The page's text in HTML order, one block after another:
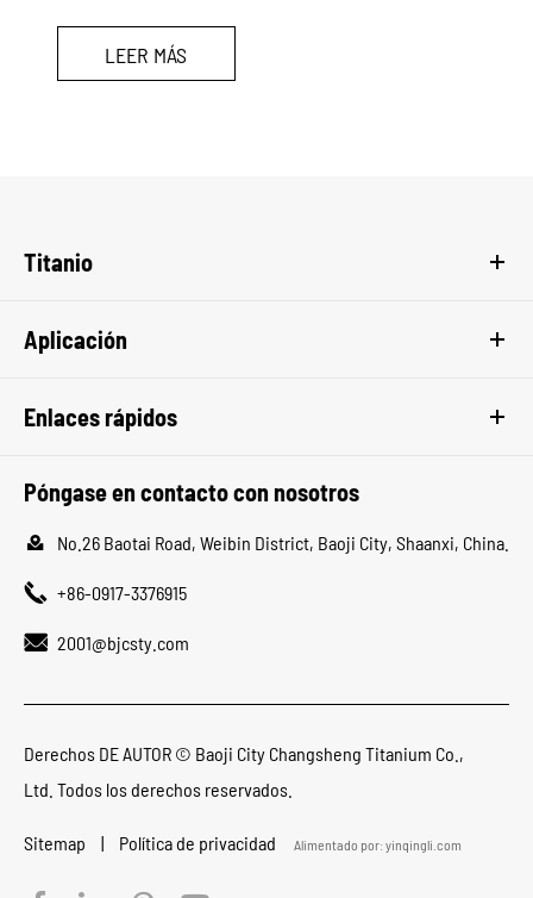
LEER MÁS
Titanio
Aplicación
Enlaces rápidos
Póngase en contacto con nosotros
 No.26 Baotai Road, Weibin District, Baoji City, Shaanxi, China.
 +86-0917-3376915
 2001@bjcsty.com
Derechos DE AUTOR © Baoji City Changsheng Titanium Co.,
Ltd. Todos los derechos reservados.
Sitemap | Política de privacidad Alimentado por: yinqingli.com